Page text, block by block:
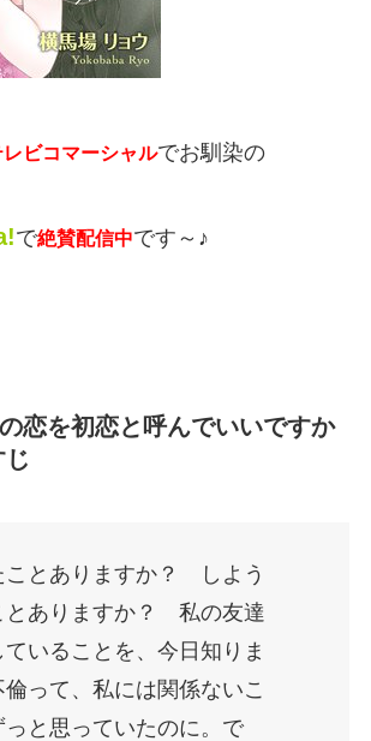
レビコマーシャルでお馴染の
で絶賛配信中です～♪
恋を初恋と呼んでいいですか
ことありますか？ しよう
とありますか？ 私の友達
いることを、今日知りま
倫って、私には関係ないこ
っと思っていたのに。で